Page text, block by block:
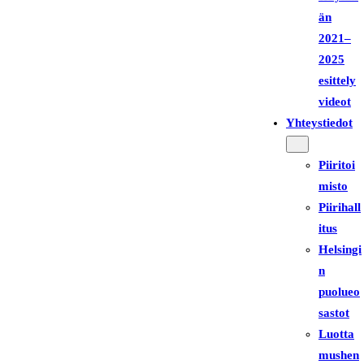
än
2021–
2025
esittely
videot
Yhteystiedot
Piiritoi
misto
Piirihall
itus
Helsingi
n
puolueo
sastot
Luotta
mushen